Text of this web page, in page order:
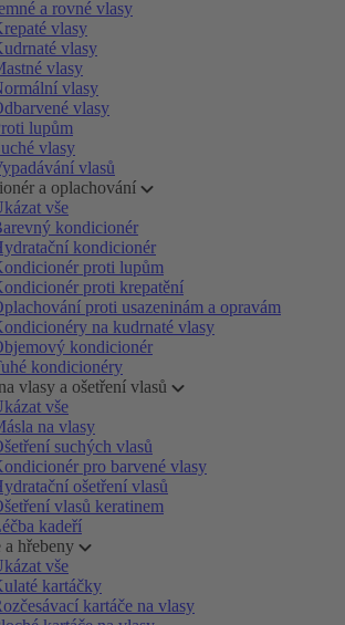
a rovné vlasy
vlasy
vlasy
vlasy
vlasy
vlasy
lupům
vlasy
vlasů
a oplachování
vše
kondicionér
kondicionér
proti lupům
proti krepatění
proti usazeninám a opravám
na kudrnaté vlasy
kondicionér
kondicionéry
vlasy a ošetření vlasů
vše
na vlasy
suchých vlasů
pro barvené vlasy
ošetření vlasů
vlasů keratinem
kadeří
a hřebeny
vše
kartáčky
kartáče na vlasy